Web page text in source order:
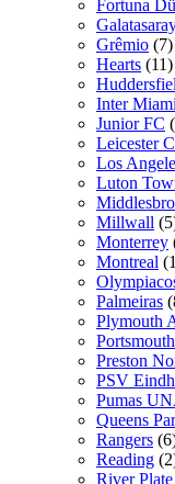
Fortuna
Grêmio (7)
Hearts (11)
Inter Miami
Junior FC
Leicester
Los
Luton
Millwall
Monterrey
Montreal
Palmeiras
Plymouth
Portsmouth
Preston
PSV
Pumas
Queens
Rangers
Reading
River Plate